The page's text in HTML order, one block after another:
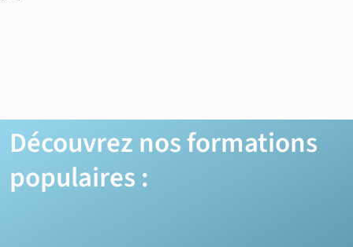
Découvrez nos formations
populaires :